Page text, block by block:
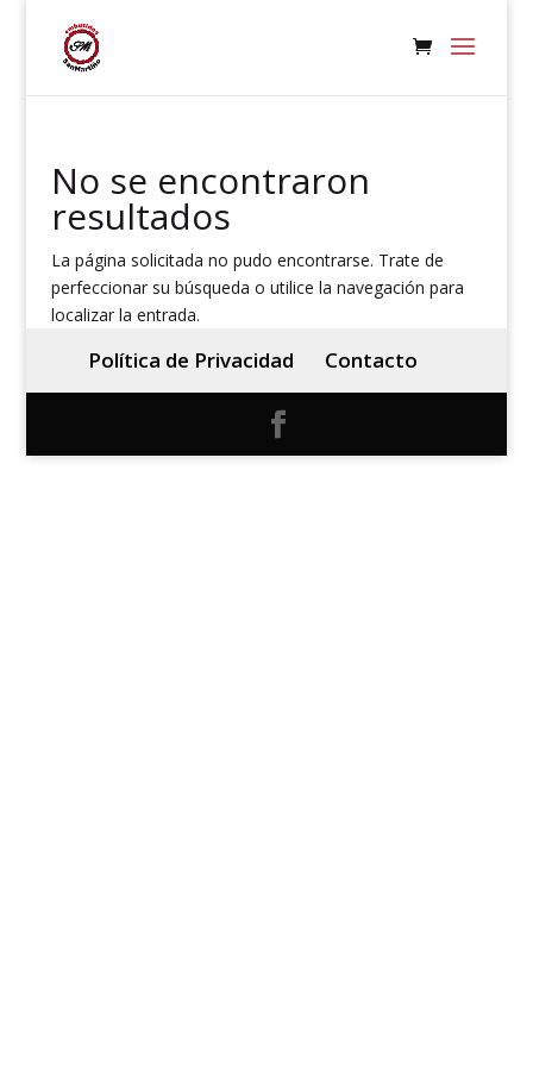
No se encontraron
resultados
La página solicitada no pudo encontrarse. Trate de
perfeccionar su búsqueda o utilice la navegación para
localizar la entrada.
Política de Privacidad Contacto